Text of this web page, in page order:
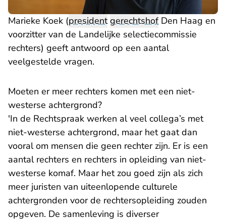
Marieke Koek (president gerechtshofDen Haag en
voorzitter van de Landelijke selectiecommissie
rechters) geeft antwoord op een aantal
veelgestelde vragen.
Moeten er meer rechters komen met een niet-
westerse achtergrond?
'In de Rechtspraak werken al veel collega’s met
niet-westerse achtergrond, maar het gaat dan
vooral om mensen die geen rechter zijn. Er is een
aantal rechters en rechters in opleiding van niet-
westerse komaf. Maar het zou goed zijn als zich
meer juristen van uiteenlopende culturele
achtergronden voor de rechtersopleiding zouden
opgeven. De samenleving is diverser